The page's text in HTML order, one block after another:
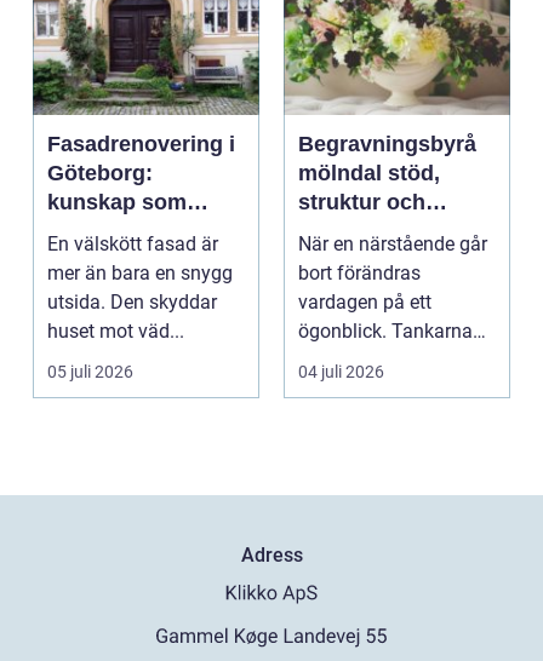
Fasadrenovering i
Göteborg:
kunskap som
lönar sig på lång
En välskött fasad är
mer än bara en snygg
utsida. Den skyddar
huset mot väd...
05 juli 2026
Begravningsbyrå
mölndal stöd,
struktur och
omsorg när livet
förändras
När en närstående går
bort förändras
vardagen på ett
ögonblick. Tankarna
snurrar, känslorna
pendlar ...
04 juli 2026
Adress